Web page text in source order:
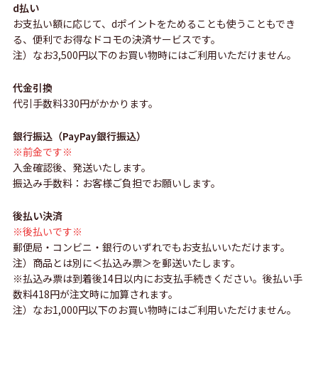
d払い
お支払い額に応じて、dポイントをためることも使うこともでき
る、便利でお得なドコモの決済サービスです。
注）なお3,500円以下のお買い物時にはご利用いただけません。
代金引換
代引手数料330円がかかります。
銀行振込（PayPay銀行振込）
※前金です※
入金確認後、発送いたします。
振込み手数料：お客様ご負担でお願いします。
後払い決済
※後払いです※
郵便局・コンビニ・銀行のいずれでもお支払いいただけます。
注）商品とは別に＜払込み票＞を郵送いたします。
※払込み票は到着後14日以内にお支払手続きください。後払い手
数料418円が注文時に加算されます。
注）なお1,000円以下のお買い物時にはご利用いただけません。